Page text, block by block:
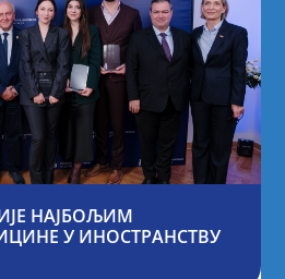
НАЈБОЉИМ
У ИНОСТРАНСТВУ